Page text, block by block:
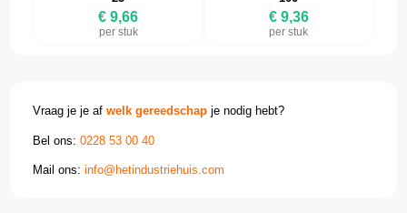
€ 9,66
per stuk
€ 9,36
per stuk
Vraag je je afwelk gereedschap je nodig hebt?
Bel ons:0228 53 00 40
Mail ons:info@hetindustriehuis.com